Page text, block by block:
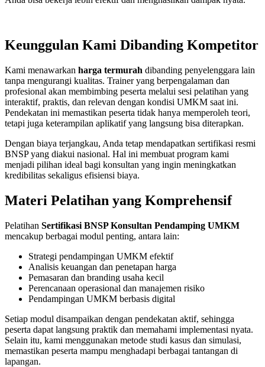
Keunggulan Kami Dibanding Kompetitor
Kami menawarkan harga termurah dibanding penyelenggara lain
tanpa mengurangi kualitas. Trainer yang berpengalaman dan
profesional akan membimbing peserta melalui sesi pelatihan yang
interaktif, praktis, dan relevan dengan kondisi UMKM saat ini.
Pendekatan ini memastikan peserta tidak hanya memperoleh teori,
tetapi juga keterampilan aplikatif yang langsung bisa diterapkan.
Dengan biaya terjangkau, Anda tetap mendapatkan sertifikasi resmi
BNSP yang diakui nasional. Hal ini membuat program kami
menjadi pilihan ideal bagi konsultan yang ingin meningkatkan
kredibilitas sekaligus efisiensi biaya.
Materi Pelatihan yang Komprehensif
Pelatihan Sertifikasi BNSP Konsultan Pendamping UMKM
mencakup berbagai modul penting, antara lain:
Strategi pendampingan UMKM efektif
Analisis keuangan dan penetapan harga
Pemasaran dan branding usaha kecil
Perencanaan operasional dan manajemen risiko
Pendampingan UMKM berbasis digital
Setiap modul disampaikan dengan pendekatan aktif, sehingga
peserta dapat langsung praktik dan memahami implementasi nyata.
Selain itu, kami menggunakan metode studi kasus dan simulasi,
memastikan peserta mampu menghadapi berbagai tantangan di
lapangan.